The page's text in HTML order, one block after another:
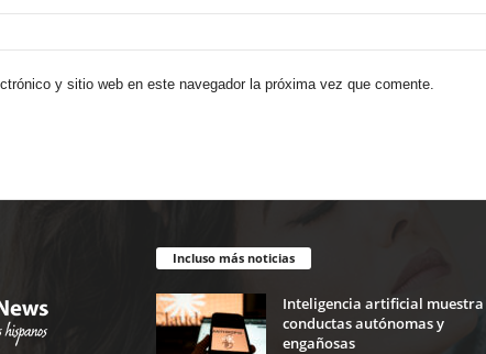
y sitio web en este navegador la próxima vez que comente.
Incluso más noticias
Inteligencia artificial muestra
conductas autónomas y
engañosas